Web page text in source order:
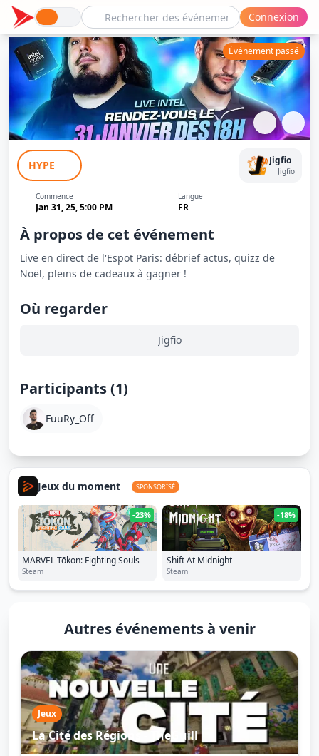
Connexion
Live Intel : Infos, démos, quizz et
Événement passé
HYPE Jigfio
Jigfio
Commence
Jan 31, 25, 5:00 PM
Langue
FR
À propos de cet événement
Live en direct de l'Espot Paris: débrief actus, quizz de
Noël, pleins de cadeaux à gagner !
Où regarder
Jigfio
Participants (1)
FuuRy_Off
Jeux du moment SPONSORISÉ
-23%
MARVEL Tōkon: Fighting Souls
Steam
-18%
Shift At Midnight
Steam
Autres événements à venir
Jeux
La Cité des Régions - TheGuill